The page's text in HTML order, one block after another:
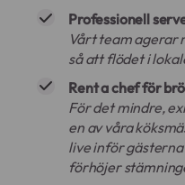
Professionell
Vårt team agerar
så att flödet i
Rent a chef för
För det mindre,
en av våra
live inför
förhöjer